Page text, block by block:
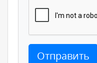
Отправить